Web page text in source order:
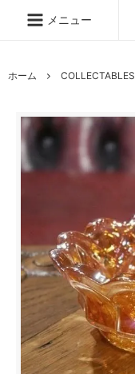
メニュー
ホーム COLLECTABLES